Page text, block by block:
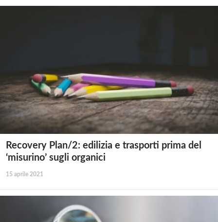
Recovery Plan/2: edilizia e trasporti prima del
‘misurino’ sugli organici
15 aprile 2021